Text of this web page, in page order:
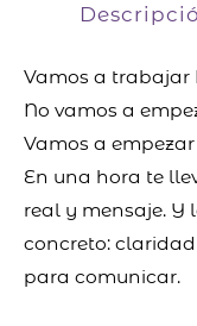
Vamos a trabajar
No vamos a
Vamos a
En una hora te
real y mensaje. Y
concreto:
para comunicar.